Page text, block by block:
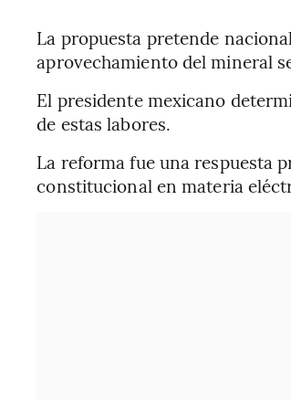
La propuesta pretende
aprovechamiento del mineral
El presidente mexicano
de estas labores.
La reforma fue una respuesta
constitucional en materia